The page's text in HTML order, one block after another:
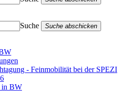
Suche
Suche abschicken
- Feinmobilität bei der SPEZI
BW